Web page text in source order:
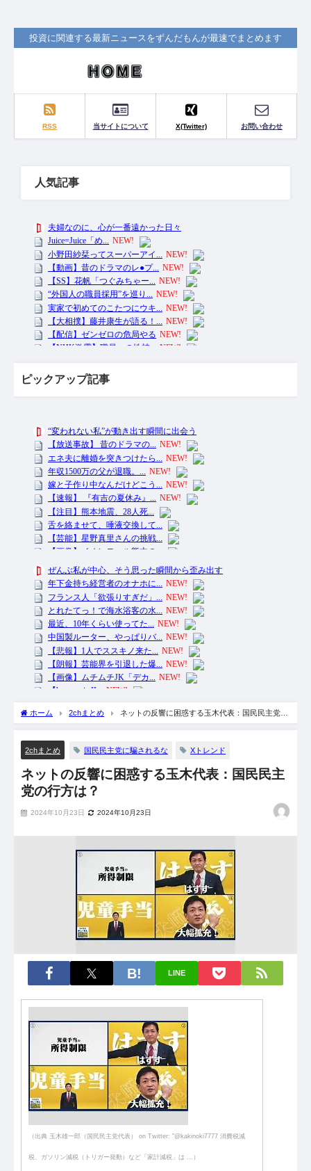
投資に関連する最新ニュースをずんだもんが最速でまとめます
RSS 当サイトについて X(Twitter) お問い合わせ
人気記事
ピックアップ記事
ホーム 2chまとめ
ネットの反響に困惑する玉木代表：国民民主党の
2chまとめ 国民民主党に騙されるな Xトレンド
ネットの反響に困惑する玉木代表：国民民主
党の行方は？
2024年10月23日 2024年10月23日
LINE
（出典 玉木雄一郎（国民民主党代表） on Twitter: "@kakinoki7777 消費税減
税、ガソリン減税（トリガー発動）など「家計減税」は ...）